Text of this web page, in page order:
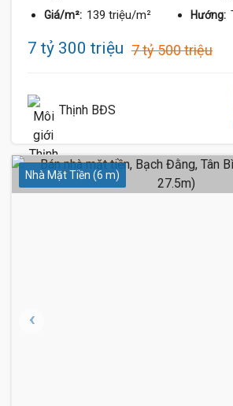
Giá/m²: 139 triệu/m² Hướng:
7 tỷ 300 triệu 7 tỷ 500 triệu
Thịnh BĐS
Nhà Mặt Tiền (6 m)